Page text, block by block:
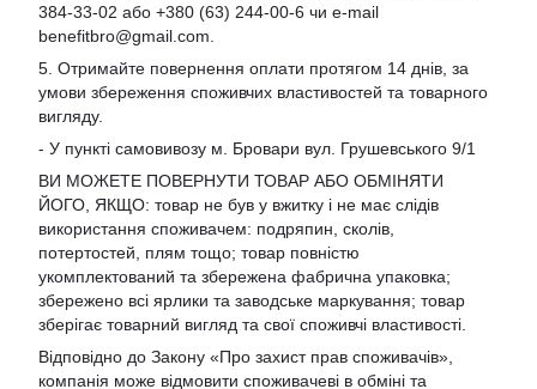
384-33-02 або +380 (63) 244-00-6 чи e-mail
benefitbro@gmail.com.
5. Отримайте повернення оплати протягом 14 днів, за
умови збереження споживчих властивостей та товарного
вигляду.
- У пункті самовивозу м. Бровари вул. Грушевського 9/1
ВИ МОЖЕТЕ ПОВЕРНУТИ ТОВАР АБО ОБМІНЯТИ
ЙОГО, ЯКЩО: товар не був у вжитку і не має слідів
використання споживачем: подряпин, сколів,
потертостей, плям тощо; товар повністю
укомплектований та збережена фабрична упаковка;
збережено всі ярлики та заводське маркування; товар
зберігає товарний вигляд та свої споживчі властивості.
Відповідно до Закону «Про захист прав споживачів»,
компанія може відмовити споживачеві в обміні та